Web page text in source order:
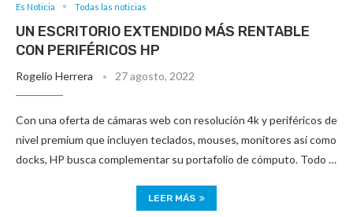
Es Noticia Todas las noticias
UN ESCRITORIO EXTENDIDO MÁS RENTABLE
CON PERIFÉRICOS HP
Rogelio Herrera 27 agosto, 2022
Con una oferta de cámaras web con resolución 4k y periféricos de
nivel premium que incluyen teclados, mouses, monitores así como
docks, HP busca complementar su portafolio de cómputo. Todo …
LEER MÁS